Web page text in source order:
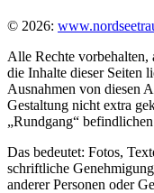
© 2026:
Alle Rechte vorbehalten,
die Inhalte dieser Seiten
Ausnahmen von diesen
Gestaltung nicht extra
„Rundgang“
Das bedeutet: Fotos,
schriftliche
anderer Personen oder